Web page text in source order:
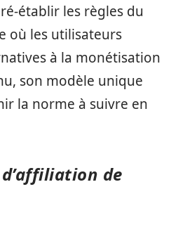
établir les règles du
où les utilisateurs
à la monétisation
son modèle unique
la norme à suivre en
de